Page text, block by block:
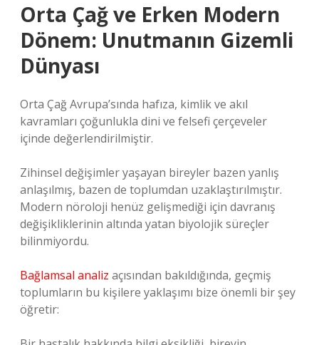
Orta Çağ ve Erken Modern
Dönem: Unutmanın Gizemli
Dünyası
Orta Çağ Avrupa’sında hafıza, kimlik ve akıl
kavramları çoğunlukla dini ve felsefi çerçeveler
içinde değerlendirilmiştir.
Zihinsel değişimler yaşayan bireyler bazen yanlış
anlaşılmış, bazen de toplumdan uzaklaştırılmıştır.
Modern nöroloji henüz gelişmediği için davranış
değişikliklerinin altında yatan biyolojik süreçler
bilinmiyordu.
Bağlamsal analiz açısından bakıldığında, geçmiş
toplumların bu kişilere yaklaşımı bize önemli bir şey
öğretir: